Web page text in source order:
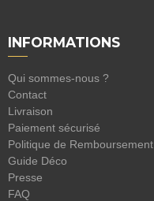
INFORMATIONS
Qui sommes-nous ?
Contact
Livraison
Paiement sécurisé
Politique de Remboursement
Guide Déco
Presse
FAQ